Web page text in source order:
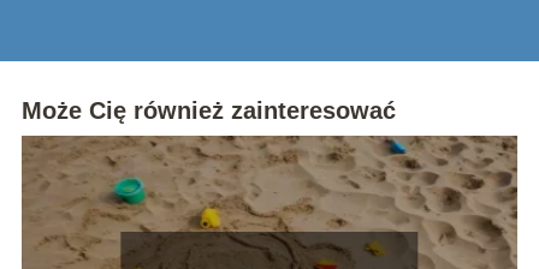
Może Cię również zainteresować